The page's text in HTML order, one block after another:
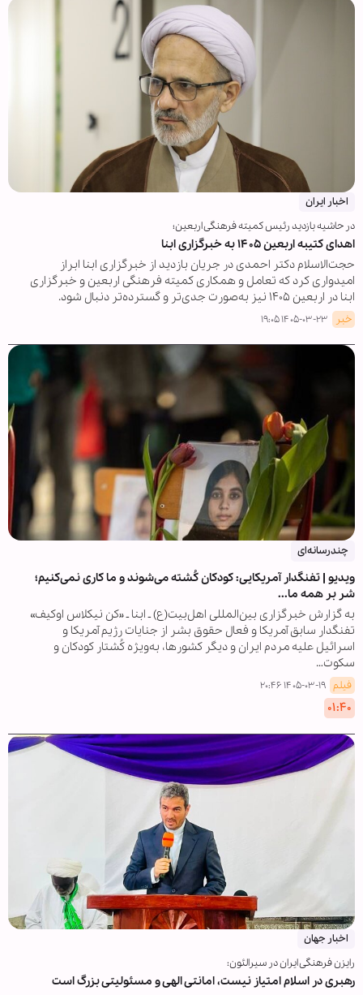
اخبار ایران
در حاشیه بازدید رئیس کمیته فرهنگی اربعین؛
اهدای کتیبه اربعین ۱۴۰۵ به خبرگزاری ابنا
حجت‌الاسلام دکتر احمدی در جریان بازدید از خبرگزاری ابنا ابراز
امیدواری کرد که تعامل و همکاری کمیته فرهنگی اربعین و خبرگزاری
ابنا در اربعین ۱۴۰۵ نیز به‌صورت جدی‌تر و گسترده‌تر دنبال شود.
خبر ۱۴۰۵-۰۳-۲۳ ۱۹:۰۵
چندرسانه‌ای
ویدیو | تفنگدار آمریکایی: کودکان کُشته می‌شوند و ما کاری نمی‌کنیم؛
شر بر همه ما...
به گزارش خبرگزاری بین‌المللی اهل‌بیت(ع) ـ ابنا ـ «کن نیکلاس اوکیف»
تفنگدار سابق آمریکا و فعال حقوق بشر از جنایات رژیم آمریکا و
اسرائیل علیه مردم ایران و دیگر کشورها، به‌ویژه کُشتار کودکان و
سکوت…
فیلم ۱۴۰۵-۰۳-۱۹ ۲۰:۴۶
۰۱:۴۰
اخبار جهان
رایزن فرهنگی ایران در سیرالئون:
رهبری در اسلام امتیاز نیست، امانتی الهی و مسئولیتی بزرگ است